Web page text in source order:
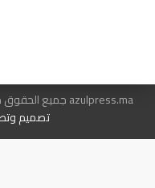
azulpress.ma جميع الحقوق محفوظة
تصميم